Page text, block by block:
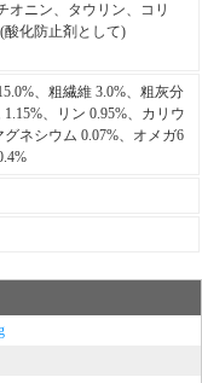
オニン、タウリン、コリ
酸化防止剤として)
、粗繊維 3.0%、粗灰分
、リン 0.95%、カリウ
ネシウム 0.07%、オメガ6